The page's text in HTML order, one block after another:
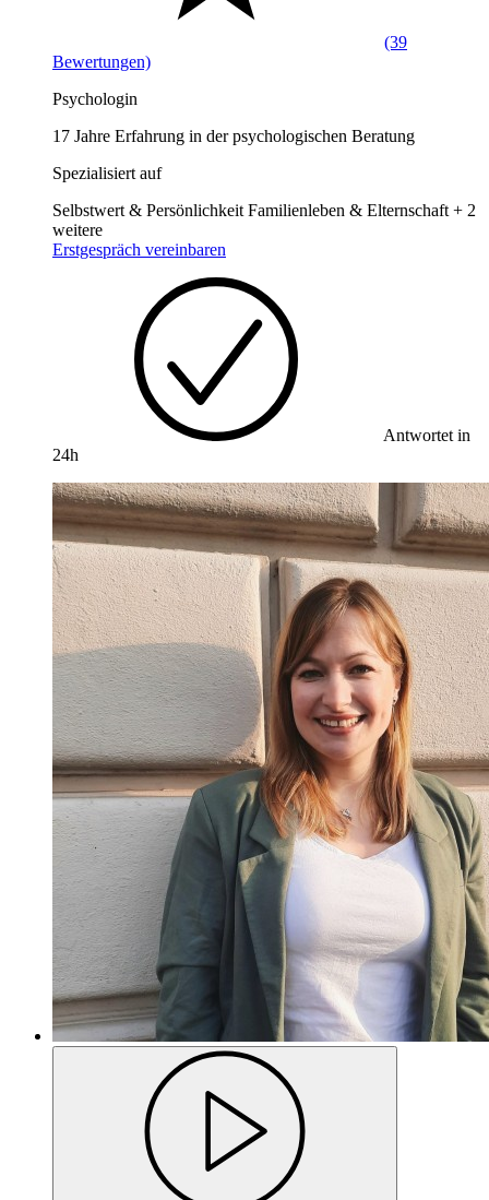
(39
Bewertungen)
Psychologin
17 Jahre Erfahrung in der psychologischen Beratung
Spezialisiert auf
Selbstwert & Persönlichkeit Familienleben & Elternschaft + 2
weitere
Erstgespräch vereinbaren
Antwortet in
24h